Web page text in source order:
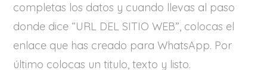
completas los datos y cuando llevas al paso
donde dice “URL DEL SITIO WEB”, colocas el
enlace que has creado para WhatsApp. Por
último colocas un titulo, texto y listo.